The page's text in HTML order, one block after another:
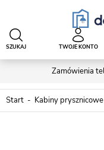
Zamówienia
SZUKAJ TWOJE KONTO
Start Kabiny prysznicowe